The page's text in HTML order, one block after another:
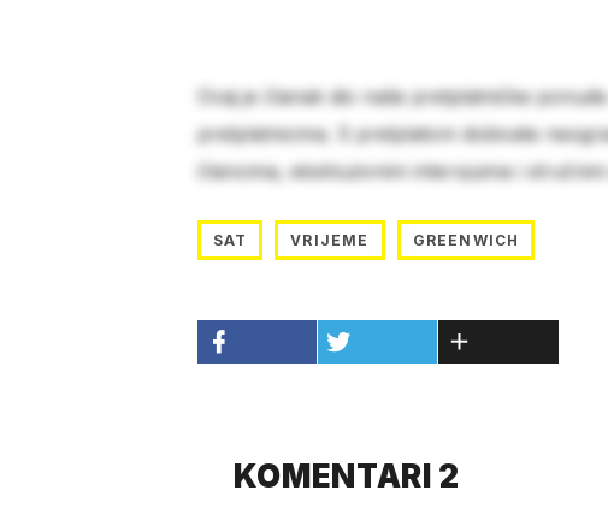
Ovaj je članak dio naše pretplatničke
pretplatnicima. S pretplatom dobivate
člancima, ekskluzivnim intervjuima i
SAT VRIJEME GREENWICH
KOMENTARI 2